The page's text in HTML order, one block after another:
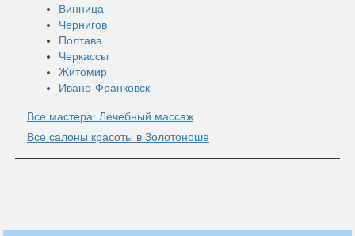
Винница
Чернигов
Полтава
Черкассы
Житомир
Ивано-Франковск
Все мастера: Лечебный массаж
Все салоны красоты в Золотоноше